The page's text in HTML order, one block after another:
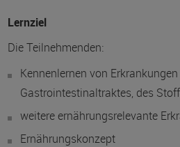
Lernziel
Die Teilnehmenden:
Kennenlernen von
Gastrointestinaltraktes, des
weitere ernährungsrelevante
Ernährungskonzept